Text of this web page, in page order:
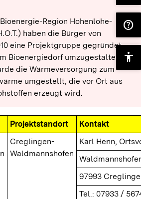
Region Hohenlohe-
haben die Bürger von
eine Projektgruppe gegründet,
Bioenergiedorf umzugestalten.
die Wärmeversorgung zum
umgestellt, die vor Ort aus
erzeugt wird.
Projektstandort
Kontakt
Creglingen-
Waldmannshofen
Karl Henn,
97993
Tel.: 07933 /
help
accessibility